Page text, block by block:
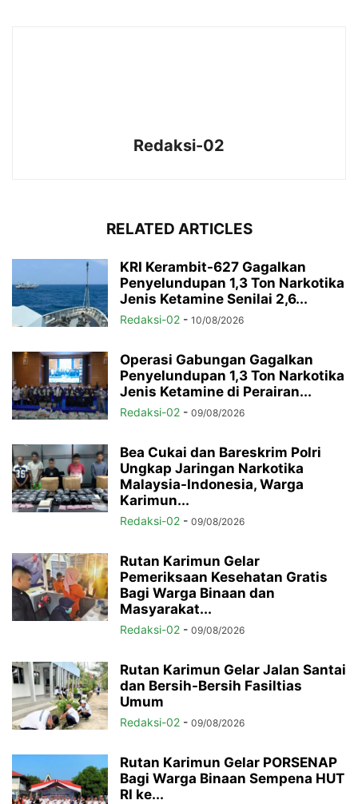
Redaksi-02
RELATED ARTICLES
KRI Kerambit-627 Gagalkan
Penyelundupan 1,3 Ton Narkotika
Jenis Ketamine Senilai 2,6...
Redaksi-02 - 10/08/2026
Operasi Gabungan Gagalkan
Penyelundupan 1,3 Ton Narkotika
Jenis Ketamine di Perairan...
Redaksi-02 - 09/08/2026
Bea Cukai dan Bareskrim Polri
Ungkap Jaringan Narkotika
Malaysia-Indonesia, Warga
Karimun...
Redaksi-02 - 09/08/2026
Rutan Karimun Gelar
Pemeriksaan Kesehatan Gratis
Bagi Warga Binaan dan
Masyarakat...
Redaksi-02 - 09/08/2026
Rutan Karimun Gelar Jalan Santai
dan Bersih-Bersih Fasiltias
Umum
Redaksi-02 - 09/08/2026
Rutan Karimun Gelar PORSENAP
Bagi Warga Binaan Sempena HUT
RI ke...